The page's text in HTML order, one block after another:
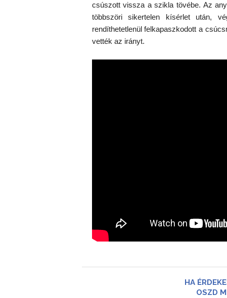
csúszott vissza a szikla tövébe. Az
többszöri sikertelen kísérlet után,
rendíthetetlenül felkapaszkodott a
vették az irányt.
HA
OSZD